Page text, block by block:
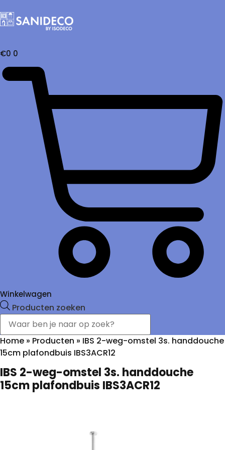
€0 0
Winkelwagen
Producten zoeken
Home » Producten » IBS 2-weg-omstel 3s. handdouche
15cm plafondbuis IBS3ACR12
IBS 2-weg-omstel 3s. handdouche
15cm plafondbuis IBS3ACR12